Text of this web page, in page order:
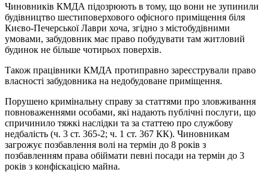
Чиновників КМДА підозрюють в тому, що вони не зупинили
будівництво шестиповерхового офісного приміщення біля
Києво-Печерської Лаври хоча, згідно з містобудівними
умовами, забудовник має право побудувати там житловий
будинок не більше чотирьох поверхів.
Також працівники КМДА протиправно зареєстрували право
власності забудовника на недобудоване приміщення.
Порушено кримінальну справу за статтями про зловживання
повноваженнями особами, які надають публічні послуги, що
спричинило тяжкі наслідки та за статтею про службову
недбалість (ч. 3 ст. 365-2; ч. 1 ст. 367 КК). Чиновникам
загрожує позбавлення волі на термін до 8 років з
позбавленням права обіймати певні посади на термін до 3
років з конфіскацією майна.